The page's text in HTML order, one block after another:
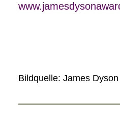
Bildquelle: James